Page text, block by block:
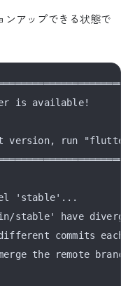
ンアップできる状態で
is available!
version, run
'stable'...
stable' have
commits
the remote branch